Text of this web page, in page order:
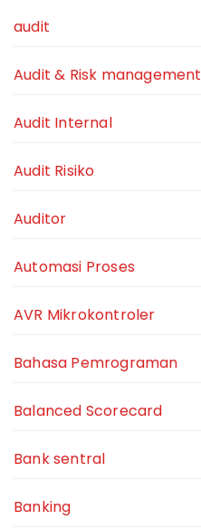
audit
Audit & Risk management
Audit Internal
Audit Risiko
Auditor
Automasi Proses
AVR Mikrokontroler
Bahasa Pemrograman
Balanced Scorecard
Bank sentral
Banking